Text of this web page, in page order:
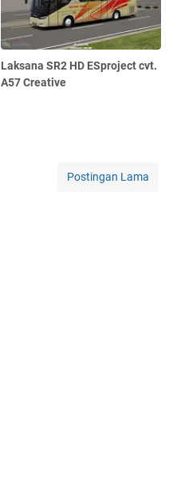
Laksana SR2 HD ESproject cvt.
A57 Creative
Postingan Lama